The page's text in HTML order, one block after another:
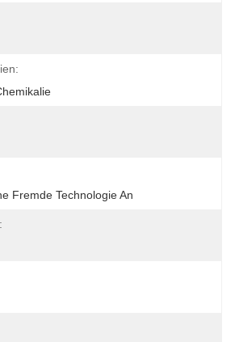
Fremde Technologie An